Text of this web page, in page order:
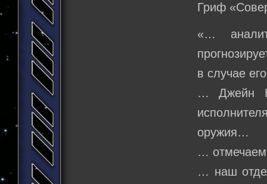
Гриф
«…
в случае
… Джейн
оружия…
…
… наш